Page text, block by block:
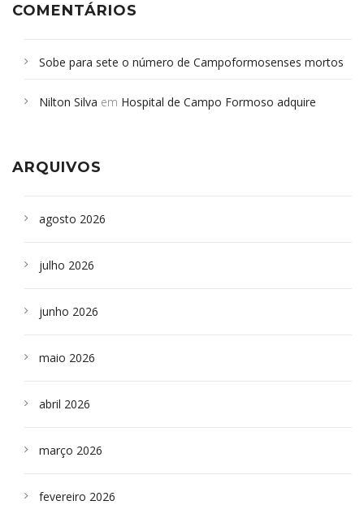
COMENTÁRIOS
Sobe para sete o número de Campoformosenses mortos
Campoformosenses que morreram em desabamentos são
Nilton Silva em Hospital de Campo Formoso adquire
ARQUIVOS
agosto 2026
julho 2026
junho 2026
maio 2026
abril 2026
março 2026
fevereiro 2026